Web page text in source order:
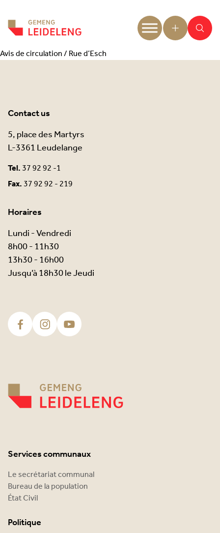
Avis de circulation / Rue d’Esch
Contact us
5, place des Martyrs
L-3361 Leudelange
Tel.37 92 92 -1
Fax.37 92 92 - 219
Horaires
Lundi - Vendredi
8h00 - 11h30
13h30 - 16h00
Jusqu’à 18h30 le Jeudi
Services communaux
Le secrétariat communal
Bureau de la population
État Civil
Politique